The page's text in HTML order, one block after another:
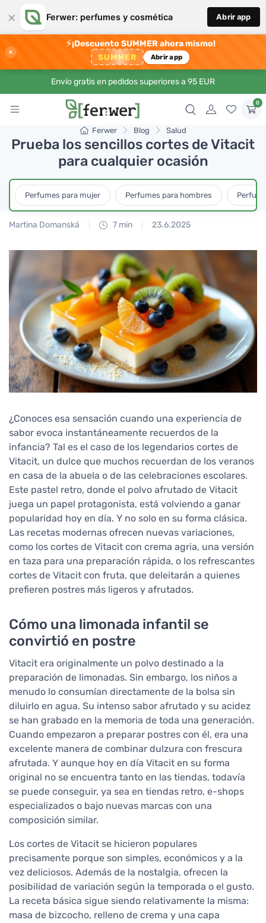
× Ferwer: perfumes y cosmética Abrir app
×
⚡¡Descuento SUMMER ahora mismo!
SUMMER Abrir app
Envío gratis en pedidos superiores a 95 EUR
0
Ferwer Blog Salud
Prueba los sencillos cortes de Vitacit
para cualquier ocasión
Perfumes para mujer Perfumes para hombres
Martina Domanská 7 min 23.6.2025
¿Conoces esa sensación cuando una experiencia de
sabor evoca instantáneamente recuerdos de la
infancia? Tal es el caso de los legendarios cortes de
Vitacit, un dulce que muchos recuerdan de los veranos
en casa de la abuela o de las celebraciones escolares.
Este pastel retro, donde el polvo afrutado de Vitacit
juega un papel protagonista, está volviendo a ganar
popularidad hoy en día. Y no solo en su forma clásica.
Las recetas modernas ofrecen nuevas variaciones,
como los cortes de Vitacit con crema agria, una versión
en taza para una preparación rápida, o los refrescantes
cortes de Vitacit con fruta, que deleitarán a quienes
prefieren postres más ligeros y afrutados.
Cómo una limonada infantil se
convirtió en postre
Vitacit era originalmente un polvo destinado a la
preparación de limonadas. Sin embargo, los niños a
menudo lo consumían directamente de la bolsa sin
diluirlo en agua. Su intenso sabor afrutado y su acidez
se han grabado en la memoria de toda una generación.
Cuando empezaron a preparar postres con él, era una
excelente manera de combinar dulzura con frescura
afrutada. Y aunque hoy en día Vitacit en su forma
original no se encuentra tanto en las tiendas, todavía
se puede conseguir, ya sea en tiendas retro, e-shops
especializados o bajo nuevas marcas con una
composición similar.
Los cortes de Vitacit se hicieron populares
precisamente porque son simples, económicos y a la
vez deliciosos. Además de la nostalgia, ofrecen la
posibilidad de variación según la temporada o el gusto.
La receta básica sigue siendo relativamente la misma:
masa de bizcocho, relleno de crema y una capa